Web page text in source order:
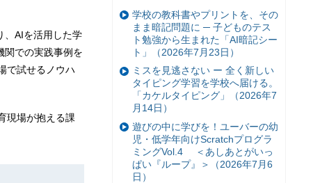
、AIを活用した学
関での実践事例を
で試せるノウハ
現場が抱える課
学校の教科書やプリントを、その
まま暗記問題に ─ 子どものテス
ト勉強から生まれた「AI暗記シー
ト」（2026年7月23日）
ミスを見逃さない ー 全く新しい
タイピング学習を学校へ届ける。
「カケルタイピング」（2026年7
月14日）
遊びの中に学びを！ユーバーの幼
児・低学年向けScratchプログラ
ミングVol.4 ＜あしあとがいっ
ぱい『ループ』＞（2026年7月6
日）